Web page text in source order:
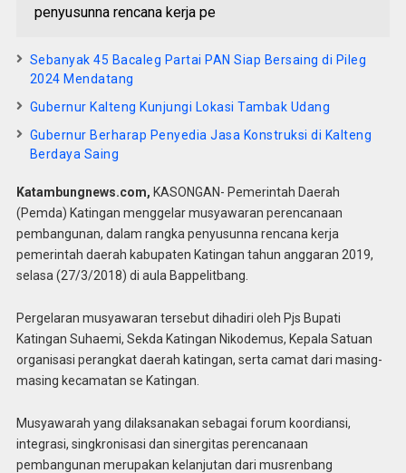
penyusunna rencana kerja pe
Sebanyak 45 Bacaleg Partai PAN Siap Bersaing di Pileg
2024 Mendatang
Gubernur Kalteng Kunjungi Lokasi Tambak Udang
Gubernur Berharap Penyedia Jasa Konstruksi di Kalteng
Berdaya Saing
Katambungnews.com, KASONGAN- Pemerintah Daerah
(Pemda) Katingan menggelar musyawaran perencanaan
pembangunan, dalam rangka penyusunna rencana kerja
pemerintah daerah kabupaten Katingan tahun anggaran 2019,
selasa (27/3/2018) di aula Bappelitbang.
Pergelaran musyawaran tersebut dihadiri oleh Pjs Bupati
Katingan Suhaemi, Sekda Katingan Nikodemus, Kepala Satuan
organisasi perangkat daerah katingan, serta camat dari masing-
masing kecamatan se Katingan.
Musyawarah yang dilaksanakan sebagai forum koordiansi,
integrasi, singkronisasi dan sinergitas perencanaan
pembangunan merupakan kelanjutan dari musrenbang